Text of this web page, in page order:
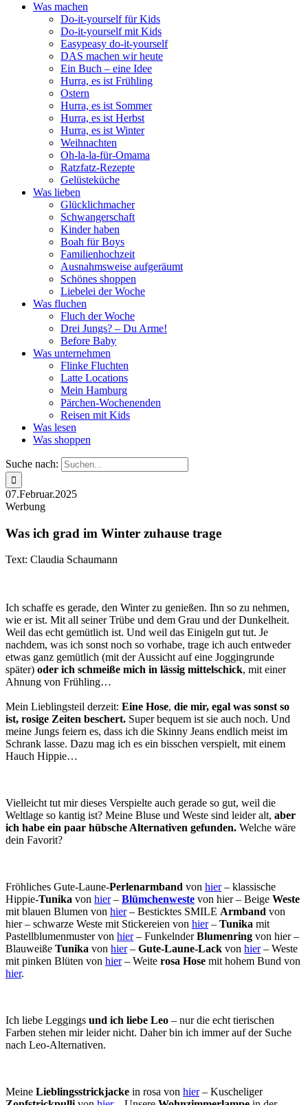
Was machen
Do-it-yourself für Kids
Do-it-yourself mit Kids
Easypeasy do-it-yourself
DAS machen wir heute
Ein Buch – eine Idee
Hurra, es ist Frühling
Ostern
Hurra, es ist Sommer
Hurra, es ist Herbst
Hurra, es ist Winter
Weihnachten
Oh-la-la-für-Omama
Ratzfatz-Rezepte
Gelüsteküche
Was lieben
Glücklichmacher
Schwangerschaft
Kinder haben
Boah für Boys
Familienhochzeit
Ausnahmsweise aufgeräumt
Schönes shoppen
Liebelei der Woche
Was fluchen
Fluch der Woche
Drei Jungs? – Du Arme!
Before Baby
Was unternehmen
Flinke Fluchten
Latte Locations
Mein Hamburg
Pärchen-Wochenenden
Reisen mit Kids
Was lesen
Was shoppen
Suche nach:
07.Februar.2025
Werbung
Was ich grad im Winter zuhause trage
Text: Claudia Schaumann
Ich schaffe es gerade, den Winter zu genießen. Ihn so zu nehmen,
wie er ist. Mit all seiner Trübe und dem Grau und der Dunkelheit.
Weil das echt gemütlich ist. Und weil das Einigeln gut tut. Je
nachdem, was ich sonst noch so vorhabe, trage ich auch entweder
etwas ganz gemütlich (mit der Aussicht auf eine Joggingrunde
später) oder ich schmeiße mich in lässig mittelschick, mit einer
Ahnung von Frühling…
Mein Lieblingsteil derzeit: Eine Hose, die mir, egal was sonst so
ist, rosige Zeiten beschert. Super bequem ist sie auch noch. Und
meine Jungs feiern es, dass ich die Skinny Jeans endlich meist im
Schrank lasse. Dazu mag ich es ein bisschen verspielt, mit einem
Hauch Hippie…
Vielleicht tut mir dieses Verspielte auch gerade so gut, weil die
Weltlage so kantig ist? Meine Bluse und Weste sind leider alt, aber
ich habe ein paar hübsche Alternativen gefunden. Welche wäre
dein Favorit?
Fröhliches Gute-Laune-Perlenarmband von hier– klassische
Hippie-Tunika von hier– Blümchenweste von hier – Beige Weste
mit blauen Blumen von hier– Besticktes SMILE Armband von
hier – schwarze Weste mit Stickereien von hier– Tunika mit
Pastellblumenmuster von hier– FunkelnderBlumenring von hier –
Blauweiße Tunika von hier– Gute-Laune-Lack von hier– Weste
mit pinken Blüten von hier– Weite rosa Hose mit hohem Bund von
hier.
Ich liebe Leggings und ich liebe Leo – nur die echt tierischen
Farben stehen mir leider nicht. Daher bin ich immer auf der Suche
nach Leo-Alternativen.
Meine Lieblingsstrickjacke in rosa von hier– Kuscheliger